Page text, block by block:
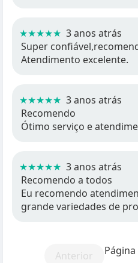
★★★★★ 3 anos atrás
Super
Atendimento excelente.
★★★★★ 3 anos atrás
Recomendo
Ótimo serviço e
★★★★★ 3 anos atrás
Recomendo a todos
Eu recomendo
grande variedades de
Anterior Página